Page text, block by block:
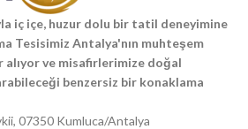
iç içe, huzur dolu bir tatil deneyimine
Tesisimiz Antalya'nın muhteşem
alıyor ve misafirlerimize doğal
benzersiz bir konaklama
07350 Kumluca/Antalya